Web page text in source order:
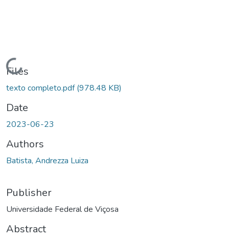
Loading...
Files
texto completo.pdf(978.48 KB)
Date
2023-06-23
Authors
Batista, Andrezza Luiza
Publisher
Universidade Federal de Viçosa
Abstract